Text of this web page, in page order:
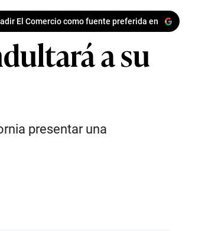
El Comercio como fuente preferida en
a su
presentar una